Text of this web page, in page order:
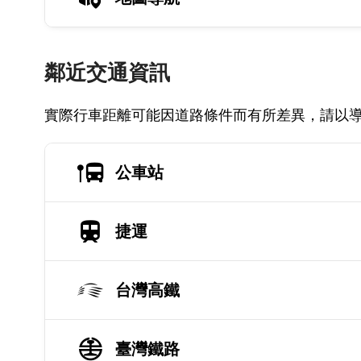
鄰近交通資訊
實際行車距離可能因道路條件而有所差異，請以
公車站
捷運
台灣高鐵
臺灣鐵路